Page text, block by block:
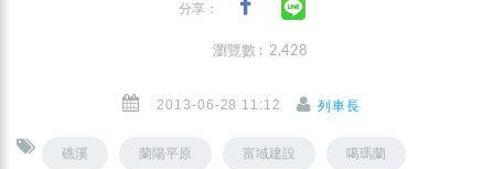
分享：
瀏覽數 : 2,428
2013-06-28 11:12 列車長
礁溪 蘭陽平原 富域建設 噶瑪蘭